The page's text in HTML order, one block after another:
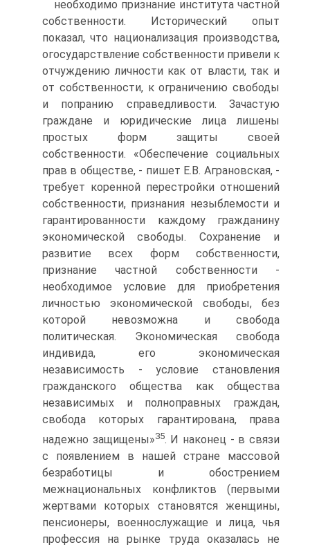
необходимо признание института частной
собственности. Исторический опыт
показал, что национализация производства,
огосударствление собственности привели к
отчуждению личности как от власти, так и
от собственности, к ограничению свободы
и попранию справедливости. Зачастую
граждане и юридические лица лишены
простых форм защиты своей
собственности. «Обеспечение социальных
прав в обществе, - пишет Е.В. Аграновская, -
требует коренной перестройки отношений
собственности, признания незыблемости и
гарантированности каждому гражданину
экономической свободы. Сохранение и
развитие всех форм собственности,
признание частной собственности -
необходимое условие для приобретения
личностью экономической свободы, без
которой невозможна и свобода
политическая. Экономическая свобода
индивида, его экономическая
независимость - условие становления
гражданского общества как общества
независимых и полноправных граждан,
свобода которых гарантирована, права
надежно защищены»35. И наконец - в связи
с появлением в нашей стране массовой
безработицы и обострением
межнациональных конфликтов (первыми
жертвами которых становятся женщины,
пенсионеры, военнослужащие и лица, чья
профессия на рынке труда оказалась не